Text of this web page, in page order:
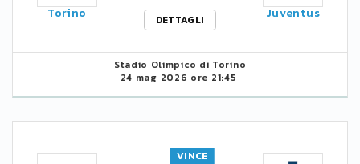
Torino
DETTAGLI
Juventus
Stadio Olimpico di Torino
24 mag 2026 ore 21:45
VINCE